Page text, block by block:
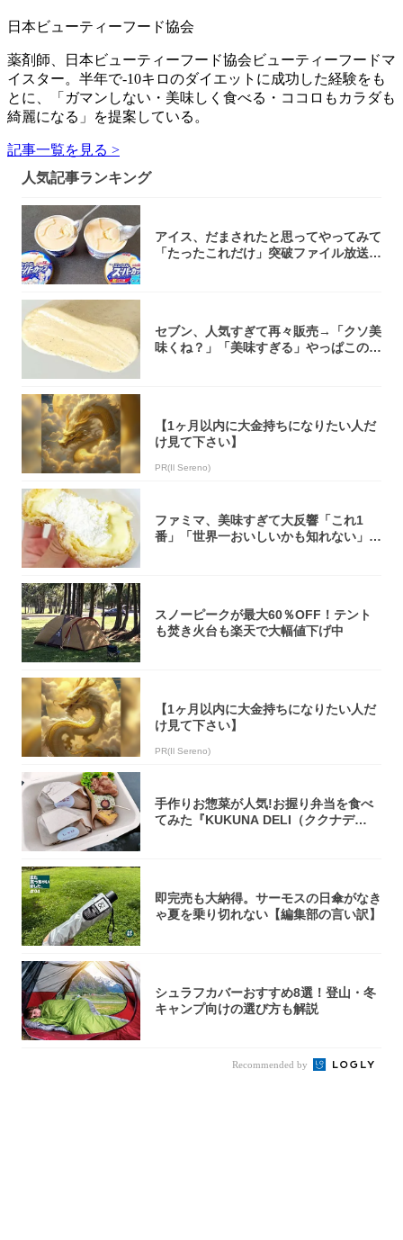
日本ビューティーフード協会
薬剤師、日本ビューティーフード協会ビューティーフードマ
イスター。半年で-10キロのダイエットに成功した経験をも
とに、「ガマンしない・美味しく食べる・ココロもカラダも
綺麗になる」を提案している。
記事一覧を見る >
人気記事ランキング
アイス、だまされたと思ってやってみて
「たったこれだけ」突破ファイル放送で
セブン、人気すぎて再々販売→「クソ美
味くね？」「美味すぎる」やっぱこのク
【1ヶ月以内に大金持ちになりたい人だ
け見て下さい】
PR(Il Sereno)
ファミマ、美味すぎて大反響「これ1
番」「世界一おいしいかも知れない」
スノーピークが最大60％OFF！テント
も焚き火台も楽天で大幅値下げ中
【1ヶ月以内に大金持ちになりたい人だ
け見て下さい】
PR(Il Sereno)
手作りお惣菜が人気!お握り弁当を食べ
てみた『KUKUNA DELI（ククナデ
即完売も大納得。サーモスの日傘がなき
ゃ夏を乗り切れない【編集部の言い訳】
シュラフカバーおすすめ8選！登山・冬
キャンプ向けの選び方も解説
Recommended by